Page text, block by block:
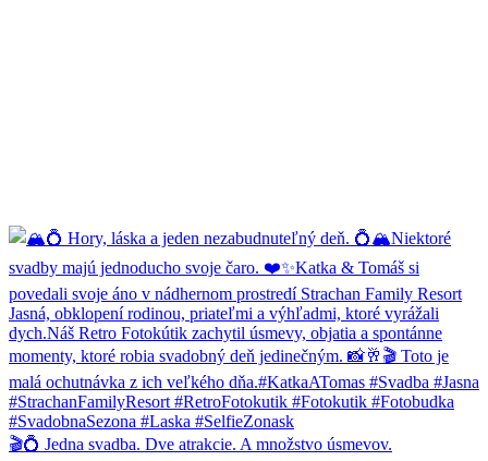
🎬💍 Jedna svadba. Dve atrakcie. A množstvo úsmevov.